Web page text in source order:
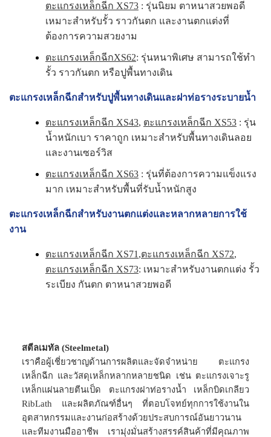
ตะแกรงเหล็กฉีก XS73 : รุ่นนิยม ตาหนาสวยพอดี
เหมาะสำหรับรั้ว ราวกันตก และงานตกแต่งที่
ต้องการความสวยงาม
ตะแกรงเหล็กฉีกXS62: รุ่นหนาพิเศษ สามารถใช้ทำ
รั้ว ราวกันตก หรือปูพื้นทางเดิน
ตะแกรงเหล็กฉีกสำหรับปูพื้นทางเดินและฝาท่อรางระบายน้ำ
ตะแกรงเหล็กฉีก XS43, ตะแกรงเหล็กฉีก XS53 : รุ่น
น้ำหนักเบา ราคาถูก เหมาะสำหรับพื้นทางเดินลอย
และงานเซอร์วิส
ตะแกรงเหล็กฉีก XS63 : รุ่นที่ต้องการความแข็งแรง
มาก เหมาะสำหรับพื้นที่รับน้ำหนักสูง
ตะแกรงเหล็กฉีกสำหรับงานตกแต่งและหลากหลายการใช้
งาน
ตะแกรงเหล็กฉีก XS71 ,ตะแกรงเหล็กฉีก XS72,
ตะแกรงเหล็กฉีก XS73: เหมาะสำหรับงานตกแต่ง รั้ว
ระเบียง กันตก ตาหนาสวยพอดี
สตีลเมทัล (Steelmetal)
เราคือผู้เชี่ยวชาญด้านการผลิตและจัดจำหน่าย ตะแกรง
เหล็กฉีก และวัสดุเหล็กหลากหลายชนิด เช่น ตะแกรงเจาะรู
เหล็กแผ่นลายตีนเป็ด ตะแกรงฝาท่อรางน้ำ เหล็กบิดเกลียว
RibLath และผลิตภัณฑ์อื่นๆ ที่ตอบโจทย์ทุกการใช้งานใน
อุตสาหกรรมและงานก่อสร้างด้วยประสบการณ์อันยาวนาน
และทีมงานมืออาชีพ เรามุ่งมั่นสร้างสรรค์สินค้าที่มีคุณภาพ